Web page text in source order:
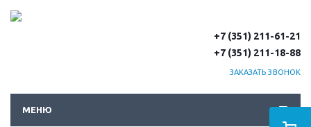
+7 (351) 211-61-21
+7 (351) 211-18-88
ЗАКАЗАТЬ ЗВОНОК
МЕНЮ